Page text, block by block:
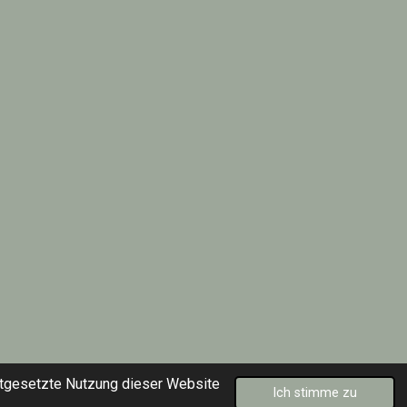
Nutzung dieser Website
Ich stimme zu